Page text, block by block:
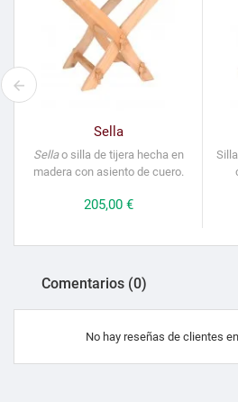
Sella
Sellao silla de tijera hecha en
madera con asiento de cuero.
Precio
205,00 €
Comentarios (0)
No hay reseñas de clientes